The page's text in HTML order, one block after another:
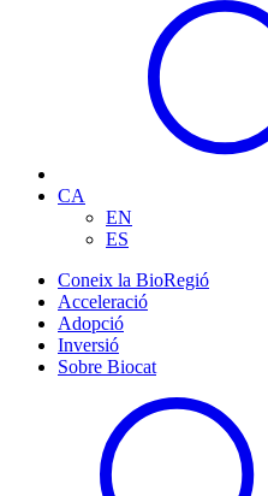
CA
EN
ES
Coneix la BioRegió
Acceleració
Adopció
Inversió
Sobre Biocat